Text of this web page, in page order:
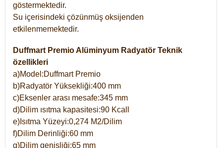
göstermektedir.
Su içerisindeki çözünmüş oksijenden
etkilenmemektedir.
Duffmart Premio Alüminyum Radyatör Teknik
özellikleri
a)Model:Duffmart Premio
b)Radyatör Yüksekliği:400 mm
c)Eksenler arası mesafe:345 mm
d)Dilim ısıtma kapasitesi:90 Kcall
e)Isıtma Yüzeyi:0,274 M2/Dilim
f)Dilim Derinliği:60 mm
g)Dilim genişliği:65 mm